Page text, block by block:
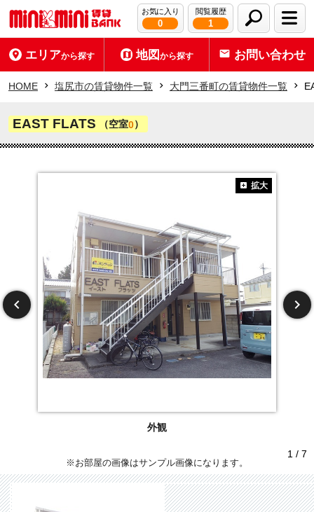
お気に入り
0
閲覧履歴
1
エリアから探す 地図から探す お問い合わせ
HOME 塩尻市の賃貸物件一覧 大門三番町の賃貸物件一覧
EAST FLATS （空室0）
外観
拡大
1 / 7
※お部屋の画像はサンプル画像になります。